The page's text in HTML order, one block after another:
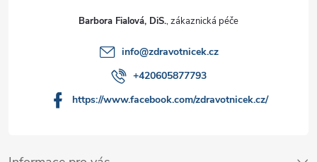
Barbora Fialová, DiS.
info@zdravotnicek.cz
+420605877793
https://www.facebook.com/zdravotnicek.cz/